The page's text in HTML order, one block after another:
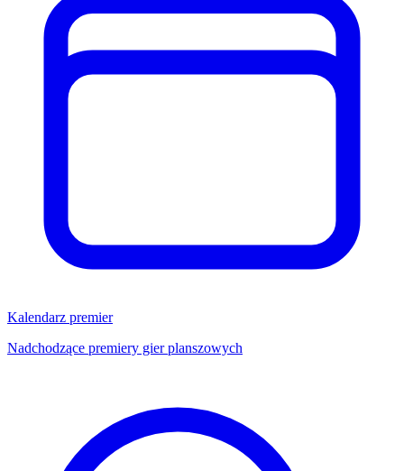
Kalendarz premier
Nadchodzące premiery gier planszowych